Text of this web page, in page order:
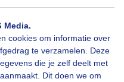
Media.
cookies om informatie over
te verzamelen. Deze
die je zelf deelt met
Dit doen we om